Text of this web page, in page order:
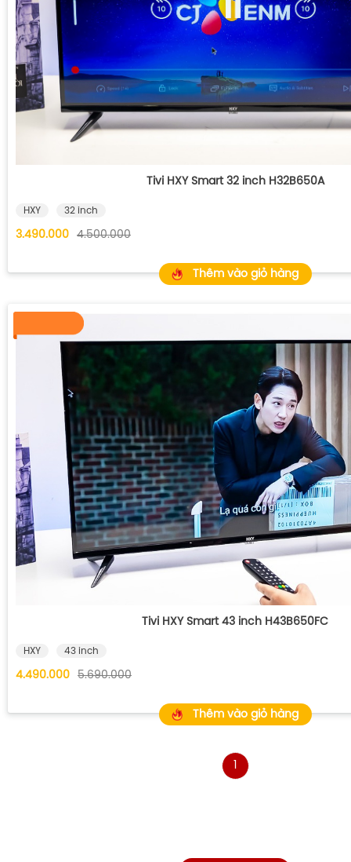
Tivi HXY Smart 32 inch H32B650A
HXY 32 inch
3.490.000 4.500.000
Thêm vào giỏ hàng
Tivi HXY Smart 43 inch H43B650FC
HXY 43 inch
4.490.000 5.690.000
Thêm vào giỏ hàng
1